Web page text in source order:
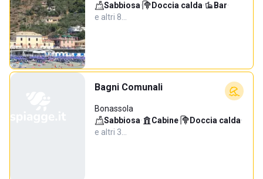
Sabbiosa· Doccia calda· Bar·
e altri 8…
Bagni Comunali
Bonassola
Sabbiosa· Cabine· Doccia calda·
e altri 3…